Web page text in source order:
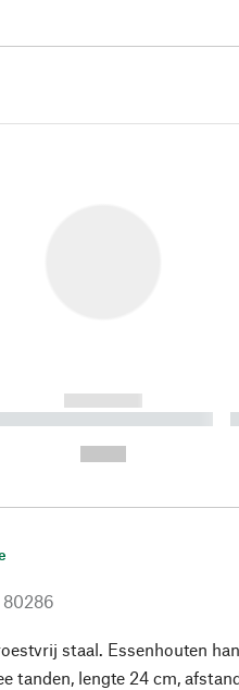
------------
----------- ----------
80286
staal. Essenhouten
tanden, lengte 24 cm,